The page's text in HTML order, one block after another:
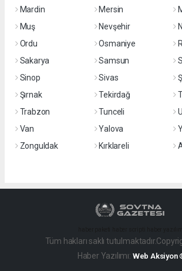
Mardin
Mersin
Muş
Nevşehir
Ordu
Osmaniye
Sakarya
Samsun
Sinop
Sivas
Şırnak
Tekirdağ
Trabzon
Tunceli
Van
Yalova
Zonguldak
Kırklareli
Tüm hakları saklı
Haber Yazılımı: Web Aksiyon